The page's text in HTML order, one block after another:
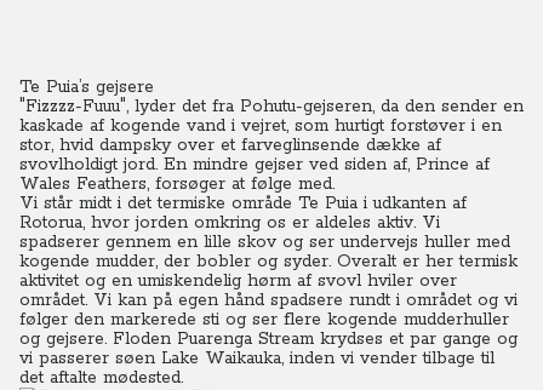
Te Puia’s gejsere
"Fizzzz-Fuuu", lyder det fra Pohutu-gejseren, da den sender en
kaskade af kogende vand i vejret, som hurtigt forstøver i en
stor, hvid dampsky over et farveglinsende dække af
svovlholdigt jord. En mindre gejser ved siden af, Prince af
Wales Feathers, forsøger at følge med.
Vi står midt i det termiske område Te Puia i udkanten af
Rotorua, hvor jorden omkring os er aldeles aktiv. Vi
spadserer gennem en lille skov og ser undervejs huller med
kogende mudder, der bobler og syder. Overalt er her termisk
aktivitet og en umiskendelig hørm af svovl hviler over
området. Vi kan på egen hånd spadsere rundt i området og vi
følger den markerede sti og ser flere kogende mudderhuller
og gejsere. Floden Puarenga Stream krydses et par gange og
vi passerer søen Lake Waikauka, inden vi vender tilbage til
det aftalte mødested.